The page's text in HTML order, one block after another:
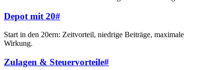
Depot mit 20#
Start in den 20ern: Zeitvorteil, niedrige Beiträge, maximale
Wirkung.
Zulagen & Steuervorteile#